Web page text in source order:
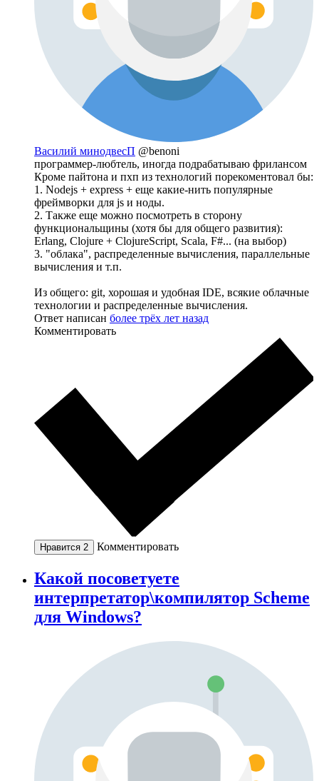
Василий минодвесП @benoni
программер-любтель, иногда подрабатываю фрилансом
Кроме пайтона и пхп из технологий порекоментовал бы:
1. Nodejs + express + еще какие-нить популярные
фреймворки для js и ноды.
2. Также еще можно посмотреть в сторону
функциональщины (хотя бы для общего развития):
Erlang, Clojure + ClojureScript, Scala, F#... (на выбор)
3. "облака", распределенные вычисления, параллельные
вычисления и т.п.
Из общего: git, хорошая и удобная IDE, всякие облачные
технологии и распределенные вычисления.
Ответ написан более трёх лет назад
Комментировать
Нравится 2 Комментировать
Какой посоветуете
интерпретатор\компилятор Scheme
для Windows?